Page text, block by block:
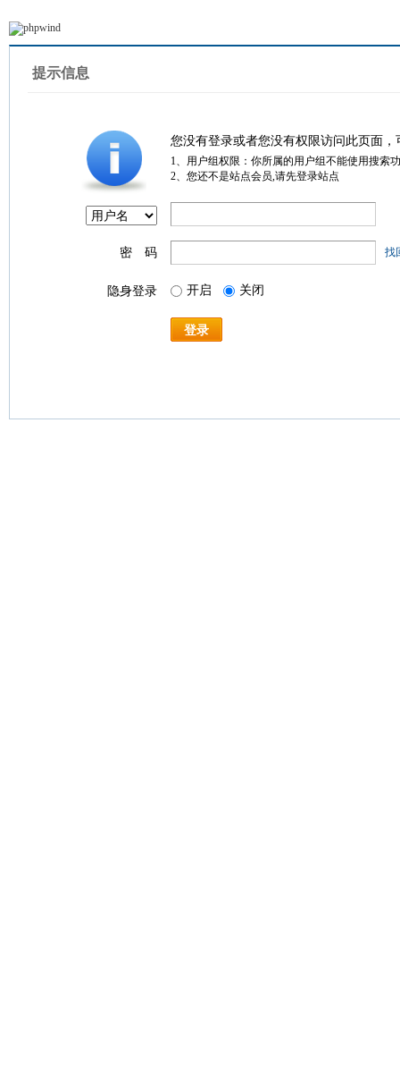
提示信息
您没有登录或者您没有权限访问此页面
1、用户组权限：你所属的用户组不能使用搜索
2、您还不是站点会员,请先登录站点
密 码 找
隐身登录 开启 关闭
登录